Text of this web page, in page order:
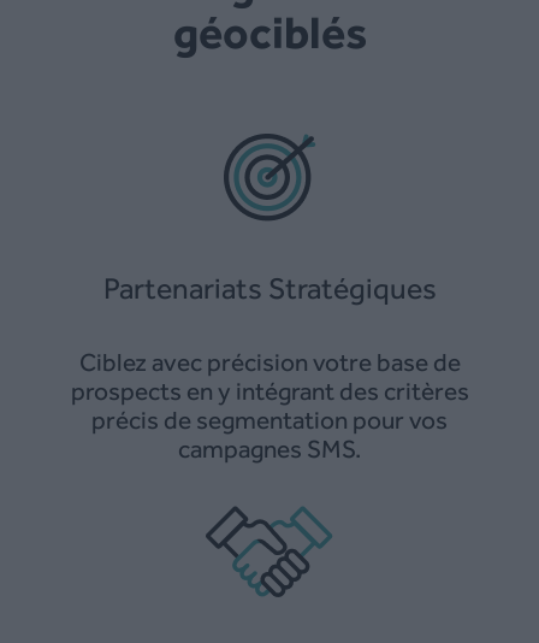
géociblés
Partenariats Stratégiques
Ciblez avec précision votre base de
prospects en y intégrant des critères
précis de segmentation pour vos
campagnes SMS.